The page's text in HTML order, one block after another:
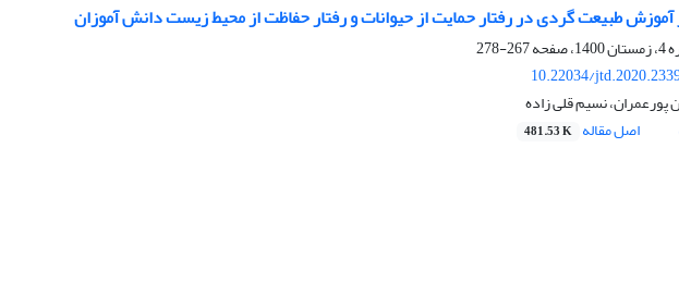
آموزش طبیعت‏ گردی در رفتار حمایت از حیوانات و رفتار حفاظت از محیط زیست دانش ‏آموزان
267-278
10.22034/
پورعمران، نسیم قلی زاده
اصل مقاله 481.53 K